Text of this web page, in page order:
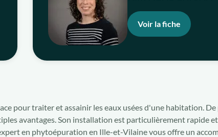
Voir la fiche
pour traiter et assainir les eaux usées d'une habitation. De
avantages. Son installation est particulièrement rapide
en phytoépuration en Ille-et-Vilaine vous offre un